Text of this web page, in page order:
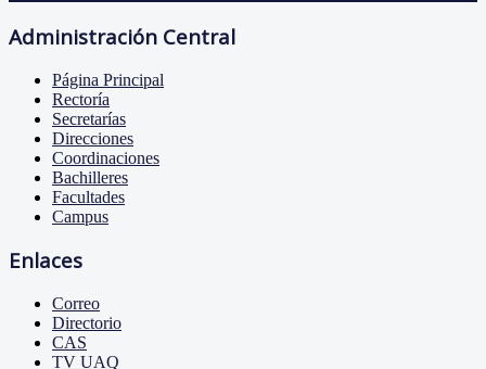
Administración Central
Página Principal
Rectoría
Secretarías
Direcciones
Coordinaciones
Bachilleres
Facultades
Campus
Enlaces
Correo
Directorio
CAS
TV UAQ